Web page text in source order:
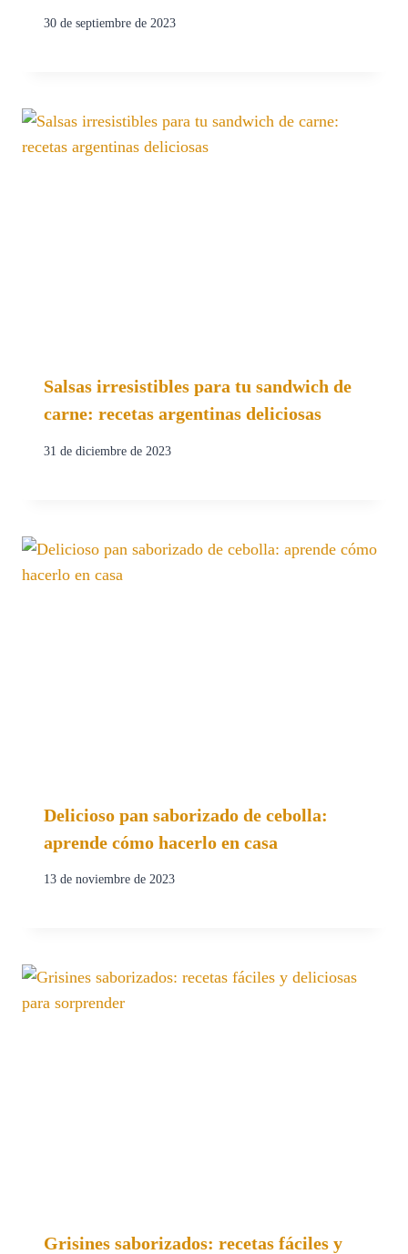
30 de septiembre de 2023
Salsas irresistibles para tu sandwich de
carne: recetas argentinas deliciosas
31 de diciembre de 2023
Delicioso pan saborizado de cebolla:
aprende cómo hacerlo en casa
13 de noviembre de 2023
Grisines saborizados: recetas fáciles y